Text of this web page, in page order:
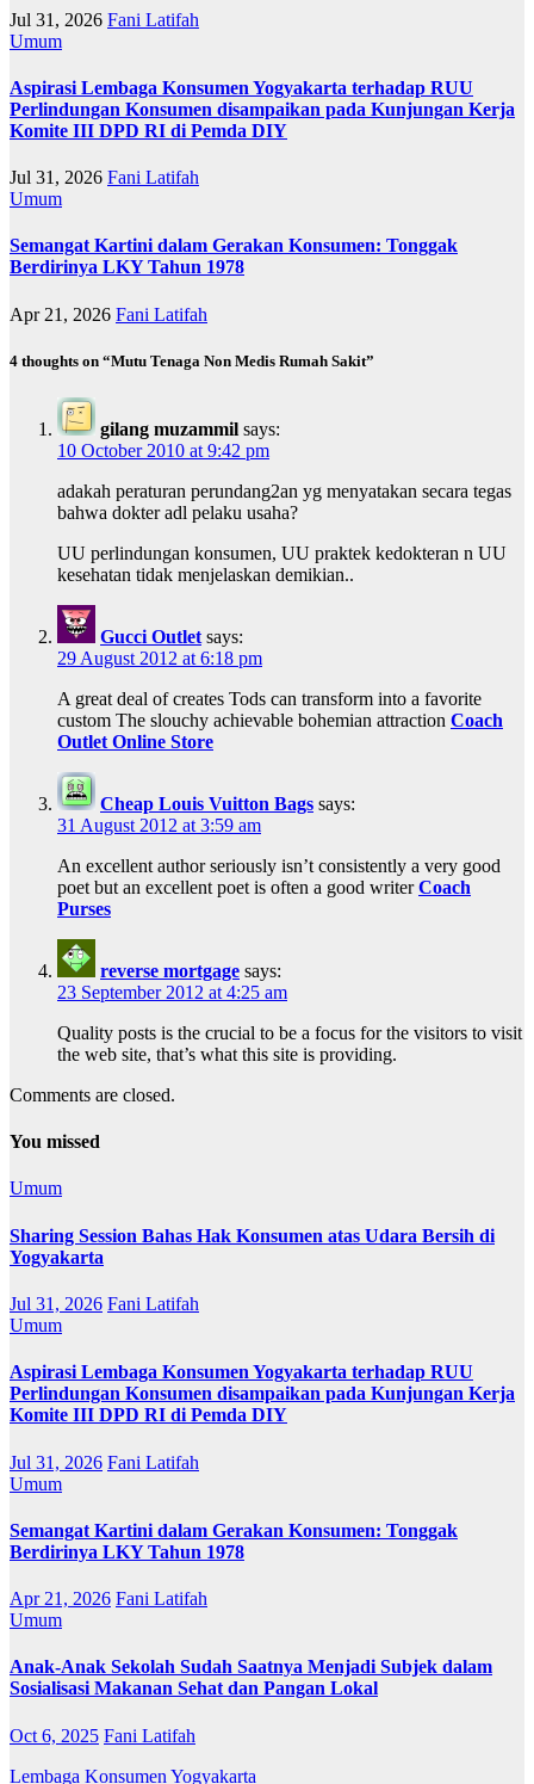
Jul 31, 2026 Fani Latifah
Umum
Aspirasi Lembaga Konsumen Yogyakarta terhadap RUU
Perlindungan Konsumen disampaikan pada Kunjungan Kerja
Komite III DPD RI di Pemda DIY
Jul 31, 2026 Fani Latifah
Umum
Semangat Kartini dalam Gerakan Konsumen: Tonggak
Berdirinya LKY Tahun 1978
Apr 21, 2026 Fani Latifah
4 thoughts on “Mutu Tenaga Non Medis Rumah Sakit”
gilang muzammil says:
10 October 2010 at 9:42 pm
adakah peraturan perundang2an yg menyatakan secara tegas
bahwa dokter adl pelaku usaha?
UU perlindungan konsumen, UU praktek kedokteran n UU
kesehatan tidak menjelaskan demikian..
Gucci Outlet says:
29 August 2012 at 6:18 pm
A great deal of creates Tods can transform into a favorite
custom The slouchy achievable bohemian attraction Coach
Outlet Online Store
Cheap Louis Vuitton Bags says:
31 August 2012 at 3:59 am
An excellent author seriously isn’t consistently a very good
poet but an excellent poet is often a good writerCoach
Purses
reverse mortgage says:
23 September 2012 at 4:25 am
Quality posts is the crucial to be a focus for the visitors to visit
the web site, that’s what this site is providing.
Comments are closed.
You missed
Umum
Sharing Session Bahas Hak Konsumen atas Udara Bersih di
Yogyakarta
Jul 31, 2026 Fani Latifah
Umum
Aspirasi Lembaga Konsumen Yogyakarta terhadap RUU
Perlindungan Konsumen disampaikan pada Kunjungan Kerja
Komite III DPD RI di Pemda DIY
Jul 31, 2026 Fani Latifah
Umum
Semangat Kartini dalam Gerakan Konsumen: Tonggak
Berdirinya LKY Tahun 1978
Apr 21, 2026 Fani Latifah
Umum
Anak-Anak Sekolah Sudah Saatnya Menjadi Subjek dalam
Sosialisasi Makanan Sehat dan Pangan Lokal
Oct 6, 2025 Fani Latifah
Lembaga Konsumen Yogyakarta